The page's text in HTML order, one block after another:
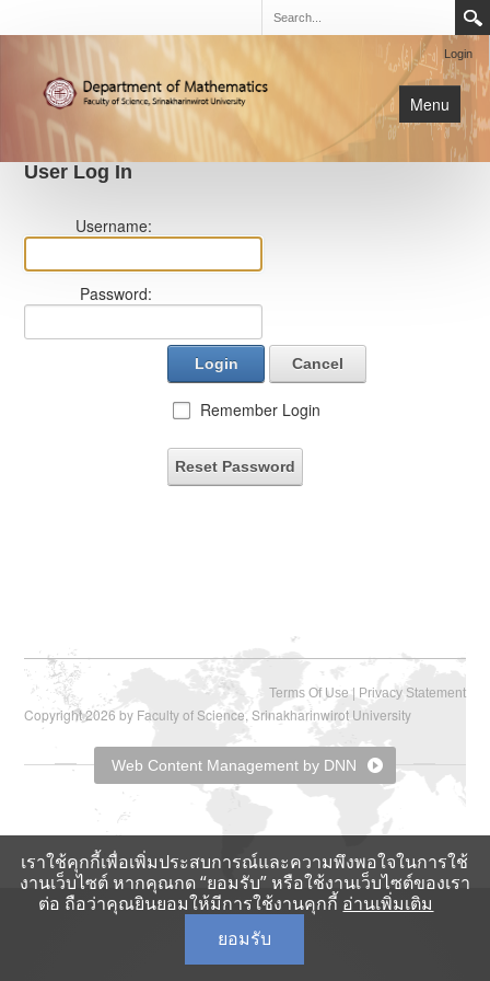
Login
Menu
User Log In
Username:
Password:
Login Cancel
Remember Login
Reset Password
Terms Of Use | Privacy Statement
Copyright 2026 by Faculty of Science, Srinakharinwirot University
Web Content Management by DNN
เราใช้คุกกี้เพื่อเพิ่มประสบการณ์และความพึงพอใจในการใช้
งานเว็บไซต์ หากคุณกด “ยอมรับ” หรือใช้งานเว็บไซต์ของเรา
ต่อ ถือว่าคุณยินยอมให้มีการใช้งานคุกกี้ อ่านเพิ่มเติม
ยอมรับ